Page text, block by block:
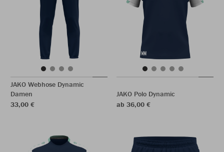
JAKO Webhose Dynamic
Damen
33,00 €
JAKO Polo Dynamic
ab 36,00 €